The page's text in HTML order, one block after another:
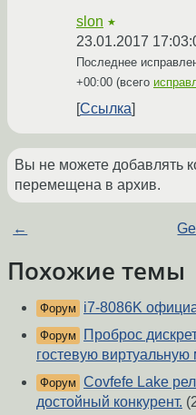
slon ★
23.01.2017
Последнее
+00:00 (всего
Ссылка
Вы не можете добавлять
перемещена в архив.
←
Похожие темы
Форум i7-8086K
Форум
Проброс
гостевую
Форум Covfefe Lake
достойный конкурент.